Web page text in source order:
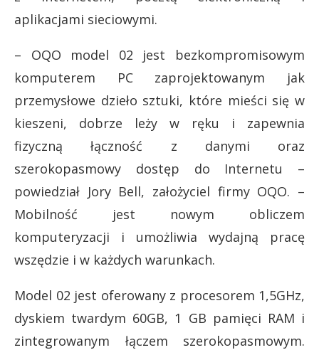
aplikacjami sieciowymi.
– OQO model 02 jest bezkompromisowym
komputerem PC zaprojektowanym jak
przemysłowe dzieło sztuki, które mieści się w
kieszeni, dobrze leży w ręku i zapewnia
fizyczną łączność z danymi oraz
szerokopasmowy dostęp do Internetu –
powiedział Jory Bell, założyciel firmy OQO. –
Mobilność jest nowym obliczem
komputeryzacji i umożliwia wydajną pracę
wszędzie i w każdych warunkach.
Model 02 jest oferowany z procesorem 1,5GHz,
dyskiem twardym 60GB, 1 GB pamięci RAM i
zintegrowanym łączem szerokopasmowym.